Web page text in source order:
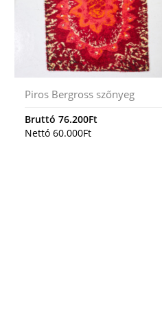
Piros Bergross szőnyeg
Bruttó 76.200Ft
Nettó 60.000Ft